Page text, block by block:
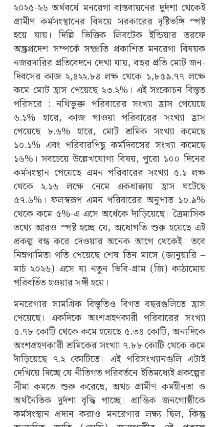
২০২৫-২৬ অর্থবর্ষে মনরেগা বাস্তবায়নের দুর্দশা থেকেই
গ্রামীণ কর্মসংস্থানের বিষয়ে সরকারের দৃষ্টিভঙ্গি স্পষ্ট
হয়ে যায়। দিল্লি ভিত্তিক লিবটেক ইন্ডিয়ার তরফে
অন্ধ্রপ্রদেশ সম্পর্কে সম্প্রতি প্রকাশিত মনরেগা বিষয়ক
নজরদারির প্রতিবেদনে দেখা যায়, বছর প্রতি মোট জন-
দিবসের কাজ ২,৪২২.৮৪ লক্ষ থেকে ১,৮৫৯.৭৭ লক্ষে
কমে মোট হ্রাস পেয়েছে ২৩.২%। এই সংকোচন বিস্তৃত
পরিসরে : নথিভুক্ত পরিবারের সংখ্যা হ্রাস পেয়েছে
৬.১% হারে, কাজ পাওয়া পরিবারের সংখ্যা হ্রাস
পেয়েছে ৮.৬% হারে, মোট শ্রমিক সংখ্যা কমেছে
১০.১% এবং পরিবারপিছু কর্মদিবসের সংখ্যা কমেছে
১৬%। সবচেয়ে উল্লেখযোগ্য বিষয়, পুরো ১০০ দিনের
কর্মসংস্থান পেয়েছে এমন পরিবারের সংখ্যা ৫.১ লক্ষ
থেকে ২.১৬ লক্ষে নেমে একধাক্কায় হ্রাস ঘটেছে
৫৭.৬%। ফলস্বরূপ এমন পরিবারের অনুপাত ১০.৯%
থেকে কমে ৫%-এ এসে অর্ধেকে দাঁড়িয়েছে। ত্রৈমাসিক
তথ্যে আরও স্পষ্ট হচ্ছে যে, অধোগতি শুরু হয়েছে এই
প্রকল্প বন্ধ করে দেওয়ার অনেক আগে থেকেই। তবে
নিম্নগামিতা গতি পেয়েছে শেষ তিন মাসে (জানুয়ারি –
মার্চ ২০২৬) এসে যা নতুন ভিবি-গ্রাম (জি) কাঠামোয়
পরিবর্তিত হওয়ার সঙ্গী হয়ে।
মনরেগার সামগ্রিক বিস্তৃতিও বিগত বছরগুলিতে হ্রাস
পেয়েছে। একদিকে অংশগ্রহণকারী পরিবারের সংখ্যা
৫.৭৮ কোটি থেকে কমে হয়েছে ৫.৩৪ কোটি, অন্যদিকে
অংশগ্রহণকারী শ্রমিকের সংখ্যা ৭.৮৮ কোটি থেকে কমে
দাঁড়িয়েছে ৭.২ কোটিতে। এই পরিসংখ্যানগুলি এটাই
দেখিয়ে দিচ্ছে যে নীতিগত পরিবর্তনে ইতিমধ্যেই প্রকল্পের
সীমা কমতে শুরু করেছে, অথচ গ্রামীণ কর্মহীনতা ও
অর্থনৈতিক দুর্দশা বৃদ্ধি পাচ্ছে। প্রান্তিক জনগোষ্ঠীকে
কর্মসংস্থান প্রদান করাও মনরেগার লক্ষ্য ছিল, কিন্তু